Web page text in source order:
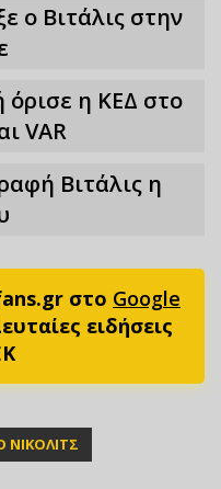
ο Βιτάλις στην
όρισε η ΚΕΔ στο
VAR
Βιτάλις η
στο Google
ειδήσεις
ΝΙΚΟΛΙΤΣ